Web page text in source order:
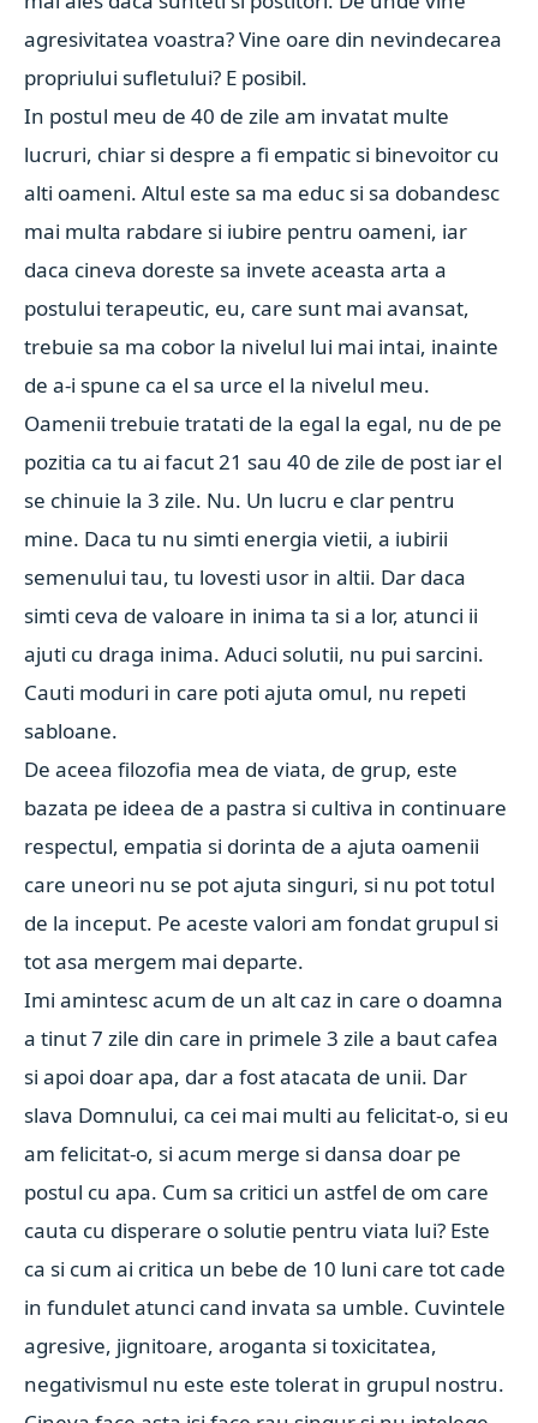
agresivitatea voastra? Vine oare din nevindecarea
propriului sufletului? E posibil.
In postul meu de 40 de zile am invatat multe
lucruri, chiar si despre a fi empatic si binevoitor cu
alti oameni. Altul este sa ma educ si sa dobandesc
mai multa rabdare si iubire pentru oameni, iar
daca cineva doreste sa invete aceasta arta a
postului terapeutic, eu, care sunt mai avansat,
trebuie sa ma cobor la nivelul lui mai intai, inainte
de a-i spune ca el sa urce el la nivelul meu.
Oamenii trebuie tratati de la egal la egal, nu de pe
pozitia ca tu ai facut 21 sau 40 de zile de post iar el
se chinuie la 3 zile. Nu. Un lucru e clar pentru
mine. Daca tu nu simti energia vietii, a iubirii
semenului tau, tu lovesti usor in altii. Dar daca
simti ceva de valoare in inima ta si a lor, atunci ii
ajuti cu draga inima. Aduci solutii, nu pui sarcini.
Cauti moduri in care poti ajuta omul, nu repeti
sabloane.
De aceea filozofia mea de viata, de grup, este
bazata pe ideea de a pastra si cultiva in continuare
respectul, empatia si dorinta de a ajuta oamenii
care uneori nu se pot ajuta singuri, si nu pot totul
de la inceput. Pe aceste valori am fondat grupul si
tot asa mergem mai departe.
Imi amintesc acum de un alt caz in care o doamna
a tinut 7 zile din care in primele 3 zile a baut cafea
si apoi doar apa, dar a fost atacata de unii. Dar
slava Domnului, ca cei mai multi au felicitat-o, si eu
am felicitat-o, si acum merge si dansa doar pe
postul cu apa. Cum sa critici un astfel de om care
cauta cu disperare o solutie pentru viata lui? Este
ca si cum ai critica un bebe de 10 luni care tot cade
in fundulet atunci cand invata sa umble. Cuvintele
agresive, jignitoare, aroganta si toxicitatea,
negativismul nu este este tolerat in grupul nostru.